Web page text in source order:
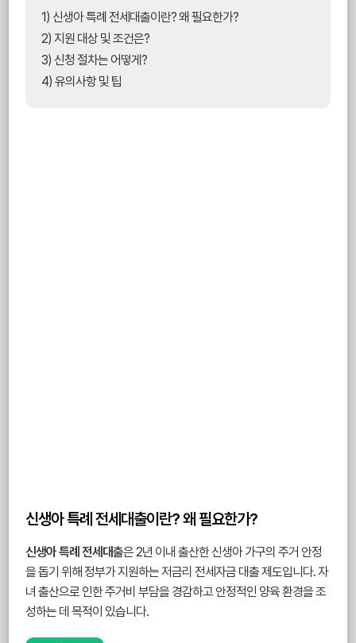
1) 신생아 특례 전세대출이란? 왜 필요한가?
2) 지원 대상 및 조건은?
3) 신청 절차는 어떻게?
4) 유의사항 및 팁
신생아 특례 전세대출이란? 왜 필요한가?
신생아 특례 전세대출은 2년 이내 출산한 신생아 가구의 주거 안정
을 돕기 위해 정부가 지원하는 저금리 전세자금 대출 제도입니다. 자
녀 출산으로 인한 주거비 부담을 경감하고 안정적인 양육 환경을 조
성하는 데 목적이 있습니다.